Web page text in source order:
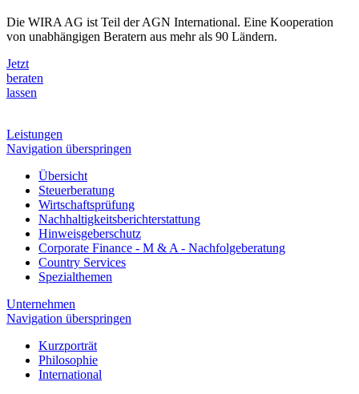
Die WIRA AG ist Teil der AGN International. Eine Kooperation
von unabhängigen Beratern aus mehr als 90 Ländern.
Jetzt
beraten
lassen
Leistungen
Navigation überspringen
Übersicht
Steuerberatung
Wirtschaftsprüfung
Nachhaltigkeits­berichterstattung
Hinweisgeberschutz
Corporate Finance - M & A - Nachfolgeberatung
Country Services
Spezialthemen
Unternehmen
Navigation überspringen
Kurzporträt
Philosophie
International